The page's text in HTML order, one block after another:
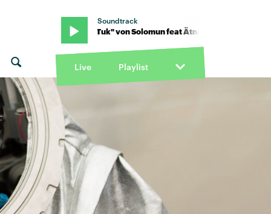
Soundtrack
· "Tuk Tuk" von Solomun feat Ätna · "Tuk Tuk" von Solomun
Live Playlist